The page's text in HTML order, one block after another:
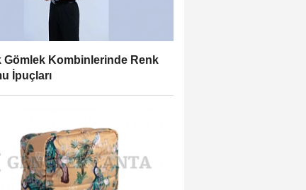
Gömlek Kombinlerinde Renk
İpuçları